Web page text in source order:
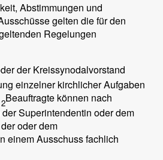
Abstimmungen und
gelten die für den
Regelungen
der Kreissynodalvorstand
einzelner kirchlicher Aufgaben
2Beauftragte können nach
Superintendentin oder dem
oder dem
einem Ausschuss fachlich